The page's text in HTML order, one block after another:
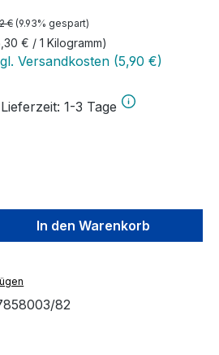
Preis:
€ (9.93% gespart)
€ / 1 Kilogramm)
Versandkosten (5,90 €)
1-3 Tage
Gib den
In den Warenkorb
82